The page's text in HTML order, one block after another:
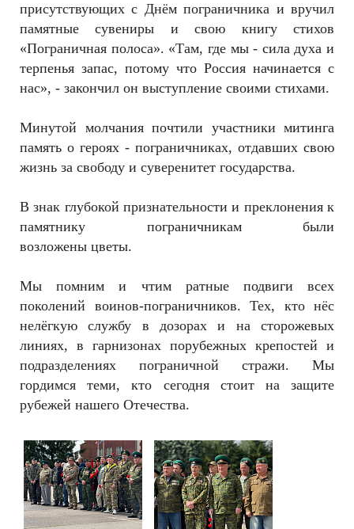
присутствующих с Днём пограничника и вручил
памятные сувениры и свою книгу стихов
«Пограничная полоса». «Там, где мы - сила духа и
терпенья запас, потому что Россия начинается с
нас», - закончил он выступление своими стихами.
Минутой молчания почтили участники митинга
память о героях - пограничниках, отдавших свою
жизнь за свободу и суверенитет государства.
В знак глубокой признательности и преклонения к
памятнику пограничникам были
возложены цветы.
Мы помним и чтим ратные подвиги всех
поколений воинов-пограничников. Тех, кто нёс
нелёгкую службу в дозорах и на сторожевых
линиях, в гарнизонах порубежных крепостей и
подразделениях пограничной стражи. Мы
гордимся теми, кто сегодня стоит на защите
рубежей нашего Отечества.